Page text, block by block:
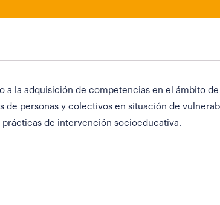
a la adquisición de competencias en el ámbito
personas y colectivos en situación de
de intervención socioeducativa.